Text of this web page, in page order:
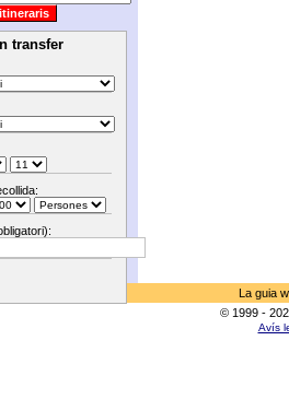
transfer
La guia
© 1999 -
Avís